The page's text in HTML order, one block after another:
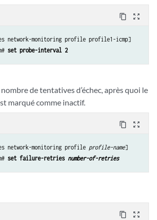
content_copy zoom_out_map
network-monitoring profile profile1-icmp]
set probe-interval 2
de tentatives d’échec, après quoi le
marqué comme inactif.
content_copy zoom_out_map
network-monitoring profile profile-name]
set failure-retries number-of-retries
content_copy zoom_out_map